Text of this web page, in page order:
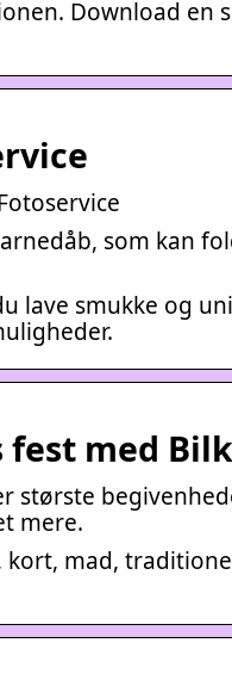
Download en
som kan
lave smukke og
med
største
mere.
mad,